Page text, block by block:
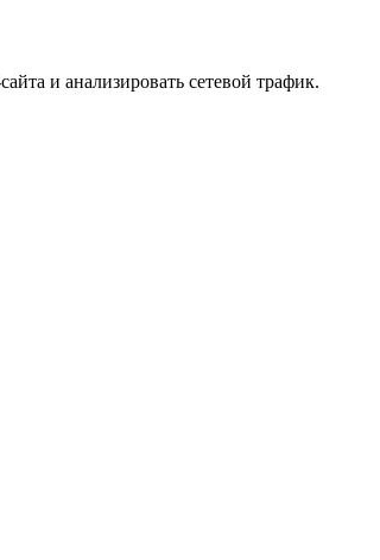
и анализировать сетевой трафик.